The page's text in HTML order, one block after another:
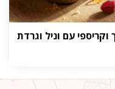
עם וניל וגרדת